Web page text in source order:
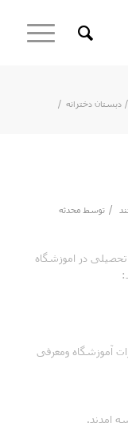
/ دبستان دخترانه /
/ توسط محدثه
در اموزشگاه
آموزشگاه ومعرفی